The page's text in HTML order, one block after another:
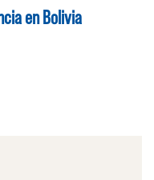
en Bolivia